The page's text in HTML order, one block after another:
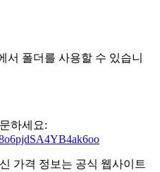
서 폴더를 사용할 수 있습니
하세요:
가격 정보는 공식 웹사이트